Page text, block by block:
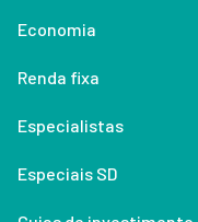
Economia
Renda fixa
Especialistas
Especiais SD